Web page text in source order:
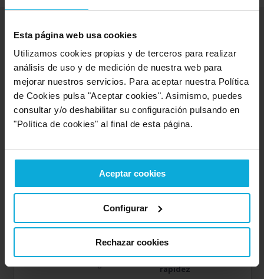
Esta página web usa cookies
Utilizamos cookies propias y de terceros para realizar
análisis de uso y de medición de nuestra web para
mejorar nuestros servicios. Para aceptar nuestra Política
de Cookies pulsa "Aceptar cookies". Asimismo, puedes
consultar y/o deshabilitar su configuración pulsando en
"Política de cookies" al final de esta página.
Aceptar cookies
Configurar
Rechazar cookies
VALORACIONES DE NUESTROS
USUARIOS
Descubre lo que dicen nuestros usuarios sobre las
empresas Doiser que ofrecenmásters y posgrados
Excelente 8.9 |1787 opiniones
8.9
Puntuación general
9.3
Valoración sobre la
rapidez